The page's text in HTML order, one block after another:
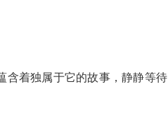
含着独属于它的故事，静静等待